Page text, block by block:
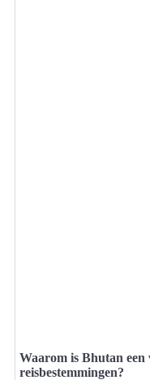
Waarom is Bhutan een
reisbestemmingen?